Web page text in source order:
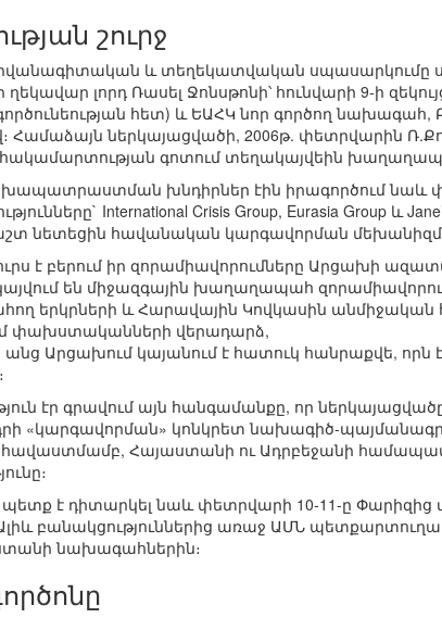
շուրջ
դիվանագիտական և տեղեկատվական
լորդ Ռասել Ջոնսթոնի՝ հունվարի 9-ի
հետ) և ԵԱՀԿ նոր գործող
Համաձայն ներկայացվածի, 2006թ. փետրվարին
հակամարտության գոտում տեղակայվեին
խնդիրներ էին իրագործում նաև
International Crisis Group, Eurasia Group և
նետեցին հավանական կարգավորման մեխանիզմի
է բերում իր զորամիավորումները Արցախի
են միջազգային խաղաղապահ
երկրների և Հարավային Կովկասին անմիջական
փախստականների վերադարձ,
Արցախում կայանում է հատուկ հանրաքվե, որն
էր գրավում այն հանգամանքը, որ
«կարգավորման» կոնկրետ նախագիծ-
հավաստմամբ, Հայաստանի ու Ադրբեջանի
է դիտարկել նաև փետրվարի 10-11-ը Փարիզից
բանակցություններից առաջ ԱՄՆ
նախագահներին։